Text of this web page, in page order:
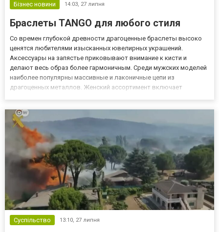
Бізнес новини 14:03, 27 липня
Браслеты TANGO для любого стиля
Со времен глубокой древности драгоценные браслеты высоко
ценятся любителями изысканных ювелирных украшений.
Аксессуары на запястье приковывают внимание к кисти и
делают весь образ более гармоничным. Среди мужских моделей
наиболее популярны массивные и лаконичные цепи из
драгоценных металлов. Женский ассортимент включает
TANGO легко подбир...
Суспільство 13:10, 27 липня